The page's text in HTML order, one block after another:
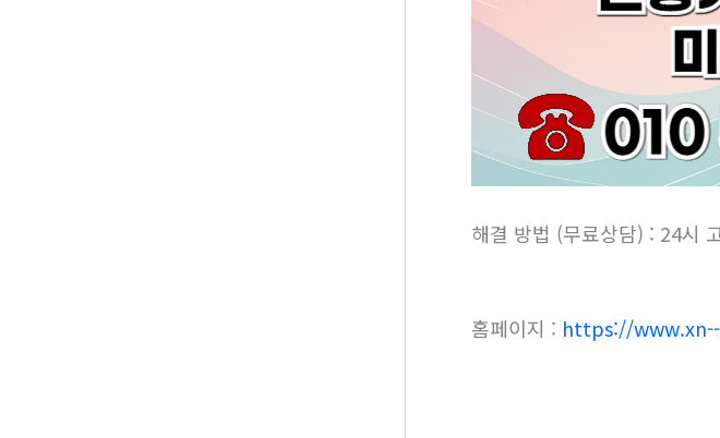
해결 방법 (무료상담) : 24시
홈페이지 : https://